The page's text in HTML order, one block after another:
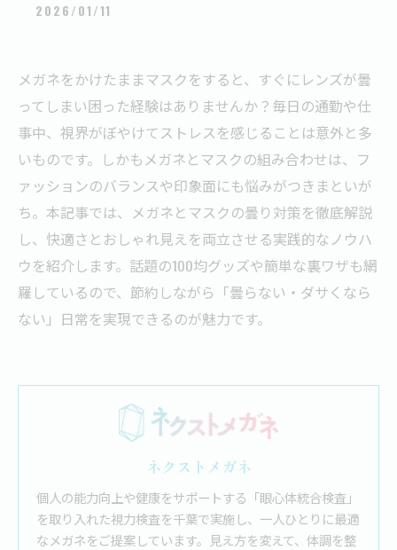
2026/01/11
メガネをかけたままマスクをすると、すぐにレンズが曇
ってしまい困った経験はありませんか？毎日の通勤や仕
事中、視界がぼやけてストレスを感じることは意外と多
いものです。しかもメガネとマスクの組み合わせは、フ
ァッションのバランスや印象面にも悩みがつきまといが
ち。本記事では、メガネとマスクの曇り対策を徹底解説
し、快適さとおしゃれ見えを両立させる実践的なノウハ
ウを紹介します。話題の100均グッズや簡単な裏ワザも網
羅しているので、節約しながら「曇らない・ダサくなら
ない」日常を実現できるのが魅力です。
ネクストメガネ
個人の能力向上や健康をサポートする「眼心体統合検査」
を取り入れた視力検査を千葉で実施し、一人ひとりに最適
なメガネをご提案しています。見え方を変えて、体調を整